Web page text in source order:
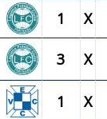
1 X
3 X
1 X